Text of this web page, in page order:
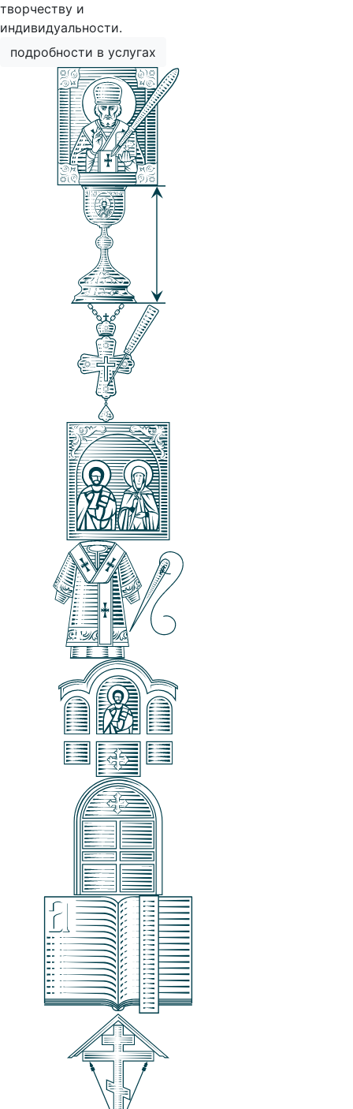
творчеству и
индивидуальности.
подробности в услугах